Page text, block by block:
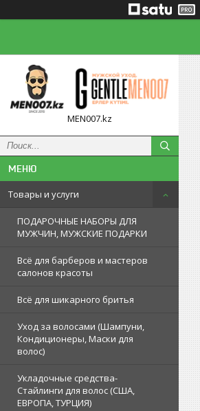
MEN007.kz
Товары и услуги
ПОДАРОЧНЫЕ НАБОРЫ ДЛЯ
МУЖЧИН, МУЖСКИЕ ПОДАРКИ
Всё для барберов и мастеров
салонов красоты
Всё для шикарного бритья
Уход за волосами (Шампуни,
Кондиционеры, Маски для
волос)
Укладочные средства-
Стайлинги для волос (США,
ЕВРОПА, ТУРЦИЯ)